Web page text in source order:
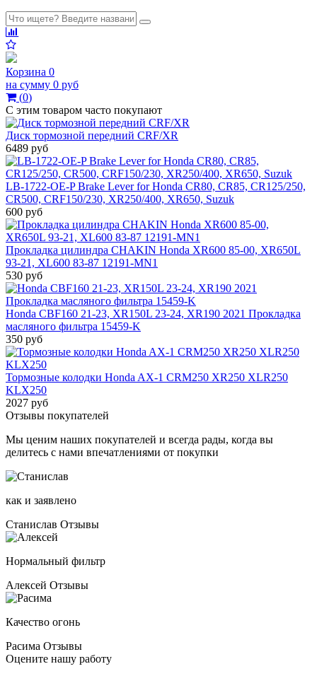
Корзина 0
на сумму 0 руб
(0)
С этим товаром часто покупают
Диск тормозной передний CRF/XR
6489 руб
LB-1722-OE-P Brake Lever for Honda CR80, CR85, CR125/250,
CR500, CRF150/230, XR250/400, XR650, Suzuk
600 руб
Прокладка цилиндра CHAKIN Honda XR600 85-00, XR650L
93-21, XL600 83-87 12191-MN1
530 руб
Honda CBF160 21-23, XR150L 23-24, XR190 2021 Прокладка
масляного фильтра 15459-K
350 руб
Тормозные колодки Honda AX-1 CRM250 XR250 XLR250
KLX250
2027 руб
Отзывы покупателей
Мы ценим наших покупателей и всегда рады, когда вы
делитесь с нами впечатлениями от покупки
как и заявлено
Станислав Отзывы
Нормальный фильтр
Алексей Отзывы
Качество огонь
Расима Отзывы
Оцените нашу работу